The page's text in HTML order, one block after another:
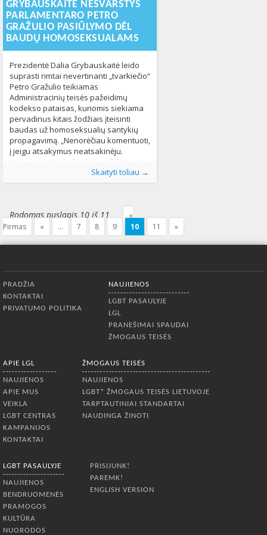
Ortodoksų Bažnyčios šalininkų išvaikė
GRYBAUSKAITĖ NESVARSTYS
PARLAMENTARO PETRO
GRAŽULIO PASIŪLYMO DĖL
BAUDŲ HOMOSEKSUALAMS
Prezidentė Dalia Grybauskaitė leido
suprasti rimtai nevertinanti „tvarkiečio“
Petro Gražulio teikiamas
Administracinių teisės pažeidimų
kodekso pataisas, kuriomis siekiama
pervadinus kitais žodžiais įteisinti
baudas už homoseksualių santykių
propagavimą. „Nenorėčiau komentuoti,
į jeigu atsakymus neatsakinėju.
Atsakinėsiu tada, kada bus faktas, o
fakto nebus“, – sakė Dalia
Grybauskaitė žurnalistams trečiadienį
Skaityti toliau →
Publikavo:Aliona, LGL
Kategorijos:Lietuvoje,Naujienos253
Žymos:Gražulis,Grybauskaitė,LGBT352
Rodomas puslapis 10 iš 11
«
Pirmas
« ... 7 8 9 10 11 »
PRADŽIA
KONTAKTAI
PRIVATUMO POLITIKA
NAUJIENOS
LGBT PASAULYJE
LGL
PRANEŠIMAI SPAUDAI
ŽMOGAUS TEISĖS
APIE LGL
NAUJIENOS
APIE MUS
VEIKLA
LGBT CENTRAS
KAMPANIJOS
KONTAKTAI
ŽMOGAUS TEISĖS
NAUJIENOS
LGBT* ŽMOGAUS TEISĖS LIETUVOJE
TARPTAUTINIAI STANDARTAI
NAUDINGA ŽINOTI
LGBT PASAULYJE
NAUJIENOS
BENDRUOMENĖS
PRAMOGOS
KULTŪRA
NUORODOS
PRISIJUNK!
PAREMK!
ENGLISH VERSION